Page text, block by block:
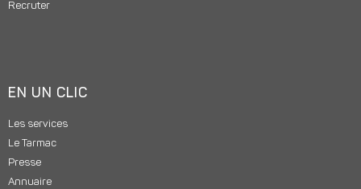
Recruter
EN UN CLIC
Les services
Le Tarmac
Presse
Annuaire